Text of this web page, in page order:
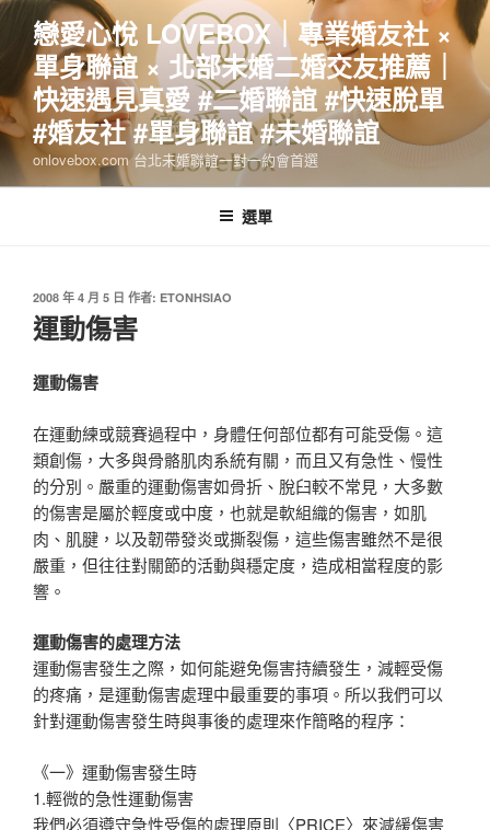
跳
主
要
內
容
戀愛心悅 LOVEBOX｜專業婚友社 ×
單身聯誼 × 北部未婚二婚交友推薦｜
快速遇見真愛 #二婚聯誼 #快速脫單
#婚友社 #單身聯誼 #未婚聯誼
onlovebox.com 台北未婚聯誼一對一約會首選
選單
發
佈
於
2008 年 4 月 5 日 作者: ETONHSIAO
運動傷害
運動傷害
在運動練或競賽過程中，身體任何部位都有可能受傷。這
類創傷，大多與骨骼肌肉系統有關，而且又有急性、慢性
的分別。嚴重的運動傷害如骨折、脫臼較不常見，大多數
的傷害是屬於輕度或中度，也就是軟組織的傷害，如肌
肉、肌腱，以及韌帶發炎或撕裂傷，這些傷害雖然不是很
嚴重，但往往對關節的活動與穩定度，造成相當程度的影
響。
運動傷害的處理方法
運動傷害發生之際，如何能避免傷害持續發生，減輕受傷
的疼痛，是運動傷害處理中最重要的事項。所以我們可以
針對運動傷害發生時與事後的處理來作簡略的程序：
《一》運動傷害發生時
1.輕微的急性運動傷害
我們必須遵守急性受傷的處理原則〈PRICE〉來減緩傷害